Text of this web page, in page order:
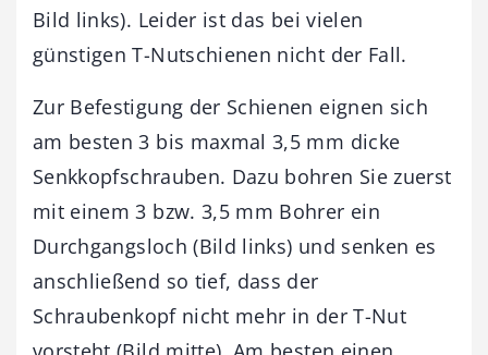
Bild links). Leider ist das bei vielen
günstigen T-Nutschienen nicht der Fall.
Zur Befestigung der Schienen eignen sich
am besten 3 bis maxmal 3,5 mm dicke
Senkkopfschrauben. Dazu bohren Sie zuerst
mit einem 3 bzw. 3,5 mm Bohrer ein
Durchgangsloch (Bild links) und senken es
anschließend so tief, dass der
Schraubenkopf nicht mehr in der T-Nut